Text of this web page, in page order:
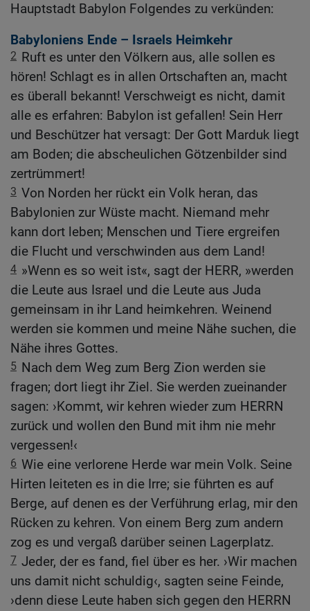
Hauptstadt Babylon Folgendes zu verkünden:
Babyloniens Ende – Israels Heimkehr
2 Ruft es unter den Völkern aus, alle sollen es
hören! Schlagt es in allen Ortschaften an, macht
es überall bekannt! Verschweigt es nicht, damit
alle es erfahren: Babylon ist gefallen! Sein Herr
und Beschützer hat versagt: Der Gott Marduk liegt
am Boden; die abscheulichen Götzenbilder sind
zertrümmert!
3 Von Norden her rückt ein Volk heran, das
Babylonien zur Wüste macht. Niemand mehr
kann dort leben; Menschen und Tiere ergreifen
die Flucht und verschwinden aus dem Land!
4 »Wenn es so weit ist«, sagt der HERR, »werden
die Leute aus Israel und die Leute aus Juda
gemeinsam in ihr Land heimkehren. Weinend
werden sie kommen und meine Nähe suchen, die
Nähe ihres Gottes.
5 Nach dem Weg zum Berg Zion werden sie
fragen; dort liegt ihr Ziel. Sie werden zueinander
sagen: ›Kommt, wir kehren wieder zum HERRN
zurück und wollen den Bund mit ihm nie mehr
vergessen!‹
6 Wie eine verlorene Herde war mein Volk. Seine
Hirten leiteten es in die Irre; sie führten es auf
Berge, auf denen es der Verführung erlag, mir den
Rücken zu kehren. Von einem Berg zum andern
zog es und vergaß darüber seinen Lagerplatz.
7 Jeder, der es fand, fiel über es her. ›Wir machen
uns damit nicht schuldig‹, sagten seine Feinde,
›denn diese Leute haben sich gegen den HERRN